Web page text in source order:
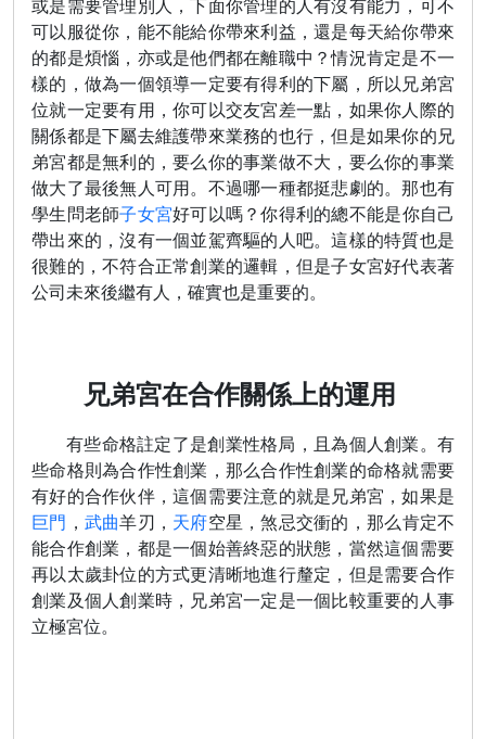
或是需要管理別人，下面你管理的人有沒有能力，可不
可以服從你，能不能給你帶來利益，還是每天給你帶來
的都是煩惱，亦或是他們都在離職中？情況肯定是不一
樣的，做為一個領導一定要有得利的下屬，所以兄弟宮
位就一定要有用，你可以交友宮差一點，如果你人際的
關係都是下屬去維護帶來業務的也行，但是如果你的兄
弟宮都是無利的，要么你的事業做不大，要么你的事業
做大了最後無人可用。不過哪一種都挺悲劇的。那也有
學生問老師子女宮好可以嗎？你得利的總不能是你自己
帶出來的，沒有一個並駕齊驅的人吧。這樣的特質也是
很難的，不符合正常創業的邏輯，但是子女宮好代表著
公司未來後繼有人，確實也是重要的。
兄弟宮在合作關係上的運用
有些命格註定了是創業性格局，且為個人創業。有
些命格則為合作性創業，那么合作性創業的命格就需要
有好的合作伙伴，這個需要注意的就是兄弟宮，如果是
巨門 ， 武曲羊刃， 天府空星，煞忌交衝的，那么肯定不
能合作創業，都是一個始善終惡的狀態，當然這個需要
再以太歲卦位的方式更清晰地進行釐定，但是需要合作
創業及個人創業時，兄弟宮一定是一個比較重要的人事
立極宮位。